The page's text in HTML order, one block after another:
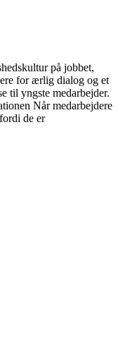
på jobbet,
for ærlig dialog og et
til yngste medarbejder.
Når medarbejdere
de er